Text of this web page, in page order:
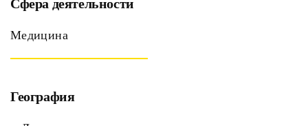
Сфера деятельности
Медицина
География